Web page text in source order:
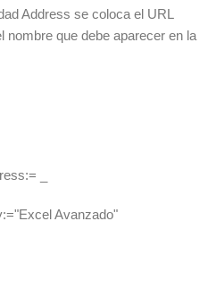
Address se coloca el URL
nombre que debe aparecer en la
_
Avanzado"